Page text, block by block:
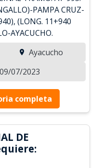
PAMPA CRUZ-
(LONG. 11+940
AYACUCHO.
Ayacucho
07/2023
completa
DE